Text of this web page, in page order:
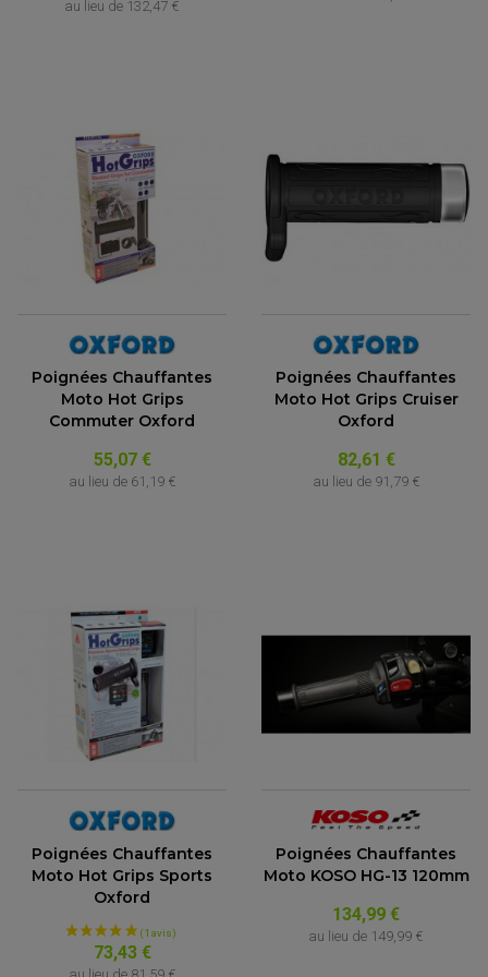
BOUGIE NGK
au lieu de 132,47 €
Poignées Chauffantes
Moto Hot Grips
Commuter Oxford
55,07 €
au lieu de 61,19 €
Poignées Chauffantes
Moto Hot Grips Cruiser
Oxford
82,61 €
au lieu de 91,79 €
Poignées Chauffantes
Moto Hot Grips Sports
Oxford
73,43 €
Poignées Chauffantes
Moto KOSO HG-13 120mm
134,99 €
au lieu de 149,99 €